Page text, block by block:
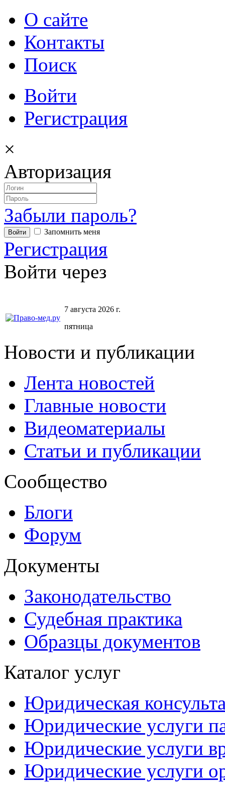
О сайте
Контакты
Поиск
Войти
Регистрация
×
Авторизация
Забыли пароль?
Запомнить меня
Регистрация
Войти через
7 августа 2026 г.
пятница
Новости и публикации
Лента новостей
Главные новости
Видеоматериалы
Статьи и публикации
Сообщество
Блоги
Форум
Документы
Законодательство
Судебная практика
Образцы документов
Каталог услуг
Юридическая
Юридические услуги
Юридические услуги
Юридические услуги